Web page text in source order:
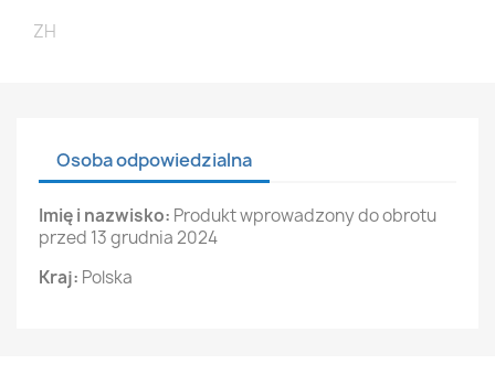
ZH
Osoba odpowiedzialna
Imię i nazwisko: Produkt wprowadzony do obrotu
przed 13 grudnia 2024
Kraj: Polska